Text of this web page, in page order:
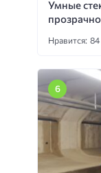
Умные
Нравится: 84